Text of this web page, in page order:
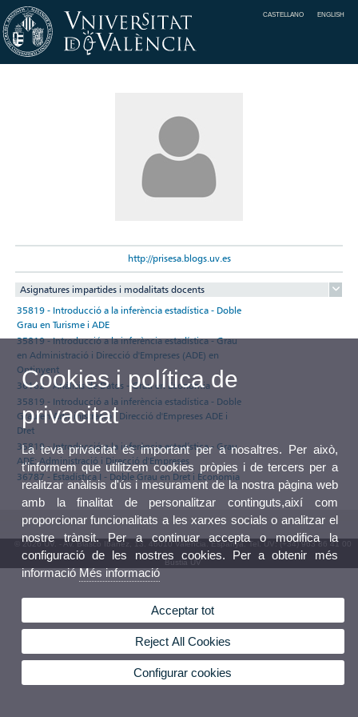
CASTELLANO ENGLISH
http://prisesa.blogs.uv.es
Asignatures impartides i modalitats docents
35819 - Introducció a la inferència estadística - Doble
Grau en Turisme i ADE
35819 - Introducció a la inferència estadística - Grau
en Administració i Direcció d'Empreses (ADE) en
Ontinyent
36162 - Análisis de Datos - Grau en Economia
35819 - Introducció a la inferència estadística - Doble
Grau en Administració i Direcció d'Empreses ADE i
Dret
35819 - Introducció a la inferència estadística - Grau
ADE: Administració i Direcció d'Empreses
36787 - Estadística I - Doble Grau en Dret i Economia
© 2026 UV. - Av. Blasco Ibáñez, 13. 46010 València. Espanya. Tel. UV: (+34) 963 86 41 00
Bústia UV
Cookies i política de
privacitat
La teva privacitat és important per a nosaltres. Per això,
t'informem que utilitzem cookies pròpies i de tercers per a
realitzar anàlisis d'ús i mesurament de la nostra pàgina web
amb la finalitat de personalitzar continguts,així com
proporcionar funcionalitats a les xarxes socials o analitzar el
nostre trànsit. Per a continuar accepta o modifica la
configuració de les nostres cookies. Per a obtenir més
informacióMés informació
Acceptar tot
Reject All Cookies
Configurar cookies